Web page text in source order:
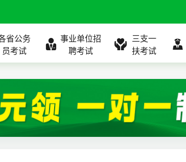
省公务
员考试
国
京
公务员课程
事业单位招
聘考试
告 全国
北京
事业单位课程
三支一
扶考试
考试公告
职位表
全国
北京
考试公告
职位表
考试公告
职位表
全国
北京
考试公告
职位表